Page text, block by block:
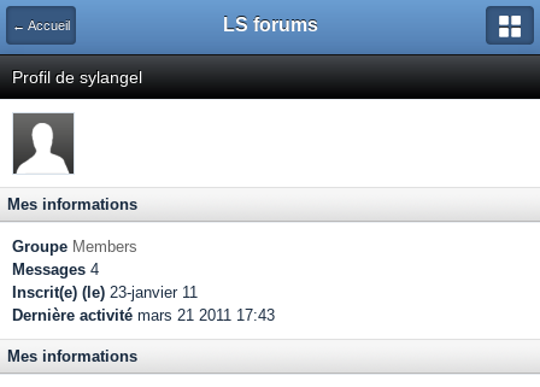
← Accueil LS forums
Profil de sylangel
Mes informations
Groupe Members
Messages 4
Inscrit(e) (le) 23-janvier 11
Dernière activité mars 21 2011 17:43
Mes informations